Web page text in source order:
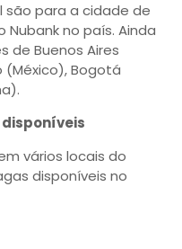
são para a cidade de
Nubank no país. Ainda
de Buenos Aires
(México), Bogotá
vários locais do
disponíveis no